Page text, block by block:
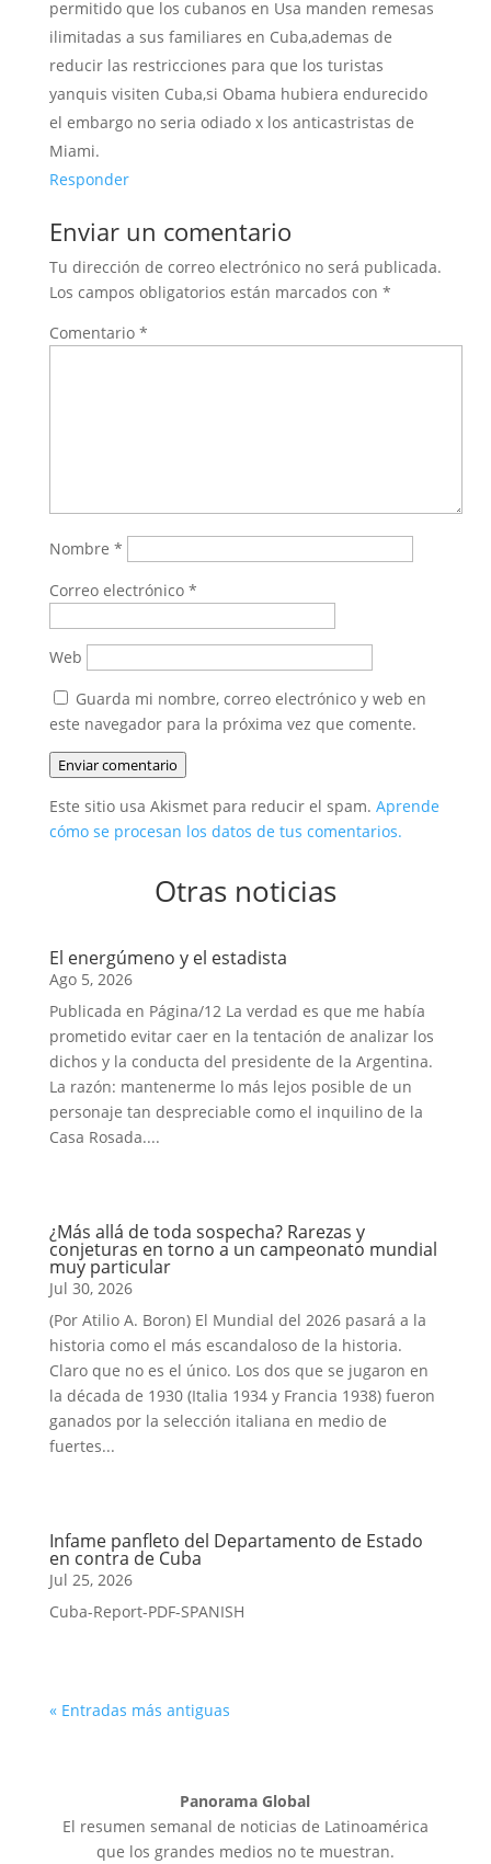
permitido que los cubanos en Usa manden remesas
ilimitadas a sus familiares en Cuba,ademas de
reducir las restricciones para que los turistas
yanquis visiten Cuba,si Obama hubiera endurecido
el embargo no seria odiado x los anticastristas de
Miami.
Responder
Enviar un comentario
Tu dirección de correo electrónico no será publicada.
Los campos obligatorios están marcados con *
Comentario *
Nombre *
Correo electrónico *
Web
Guarda mi nombre, correo electrónico y web en
este navegador para la próxima vez que comente.
Enviar comentario
Este sitio usa Akismet para reducir el spam. Aprende
cómo se procesan los datos de tus comentarios.
Otras noticias
El energúmeno y el estadista
Ago 5, 2026
Publicada en Página/12 La verdad es que me había
prometido evitar caer en la tentación de analizar los
dichos y la conducta del presidente de la Argentina.
La razón: mantenerme lo más lejos posible de un
personaje tan despreciable como el inquilino de la
Casa Rosada....
¿Más allá de toda sospecha? Rarezas y
conjeturas en torno a un campeonato mundial
muy particular
Jul 30, 2026
(Por Atilio A. Boron) El Mundial del 2026 pasará a la
historia como el más escandaloso de la historia.
Claro que no es el único. Los dos que se jugaron en
la década de 1930 (Italia 1934 y Francia 1938) fueron
ganados por la selección italiana en medio de
fuertes...
Infame panfleto del Departamento de Estado
en contra de Cuba
Jul 25, 2026
Cuba-Report-PDF-SPANISH
« Entradas más antiguas
Panorama Global
El resumen semanal de noticias de Latinoamérica
que los grandes medios no te muestran.